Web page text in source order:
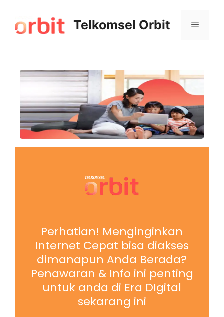
Telkomsel Orbit
Perhatian! Menginginkan
Internet Cepat bisa diakses
dimanapun Anda Berada?
Penawaran & Info ini penting
untuk anda di Era DIgital
sekarang ini